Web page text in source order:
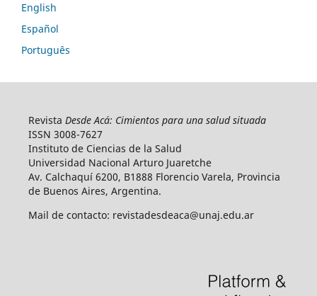
English
Español
Português
Revista Desde Acá: Cimientos para una salud situada
ISSN 3008-7627
Instituto de Ciencias de la Salud
Universidad Nacional Arturo Juaretche
Av. Calchaquí 6200, B1888 Florencio Varela, Provincia
de Buenos Aires, Argentina.
Mail de contacto: revistadesdeaca@unaj.edu.ar